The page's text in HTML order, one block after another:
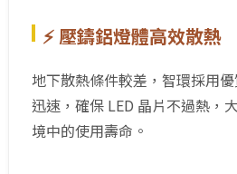
⚡ 壓鑄鋁燈體高效散熱
地下散熱條件較差，智環採用
迅速，確保 LED 晶片不過熱，
境中的使用壽命。